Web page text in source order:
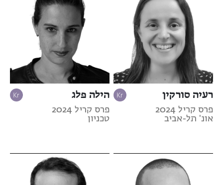
רעיה סורקין
פרס קריל 2024
אונ' תל-אביב
הילה פלג
פרס קריל 2024
טכניון